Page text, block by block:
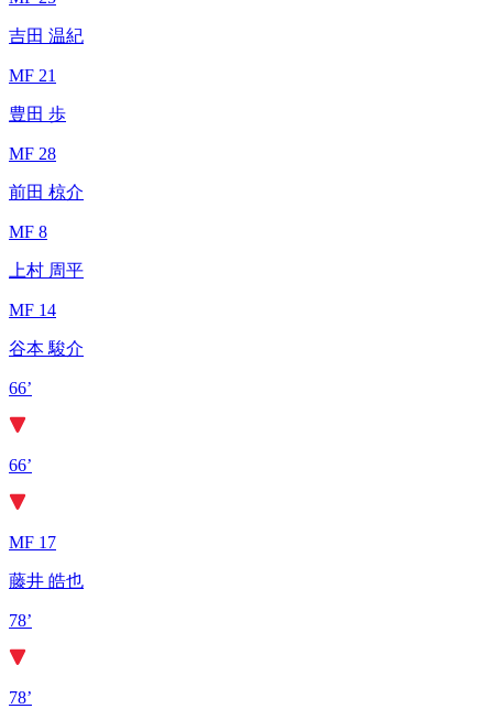
吉田 温紀
MF 21
豊田 歩
MF 28
前田 椋介
MF 8
上村 周平
MF 14
谷本 駿介
66’
66’
MF 17
藤井 皓也
78’
78’